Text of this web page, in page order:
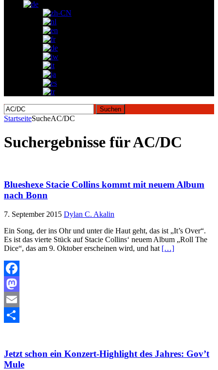
Suchen
nach:
StartseiteSucheAC/DC
Suchergebnisse fürAC/DC
Blueshexe Stacie Collins kommt mit neuem Album
nach Bonn
7. September 2015 Dylan C. Akalin
Ein Song, der ins Ohr und unter die Haut geht, das ist „It’s Over“.
Es ist das vierte Stück auf Stacie Collins‘ neuem Album „Roll The
Dice“, das am 9. Oktober erscheinen wird, und hat […]
Facebook
Mastodon
Email
Jetzt schon ein Konzert-Highlight des Jahres: Gov’t
Mule